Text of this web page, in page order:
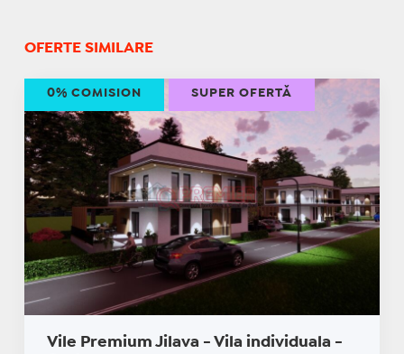
OFERTE SIMILARE
Vile Premium Jilava - Vila individuala -
0% COMISION SUPER OFERTĂ